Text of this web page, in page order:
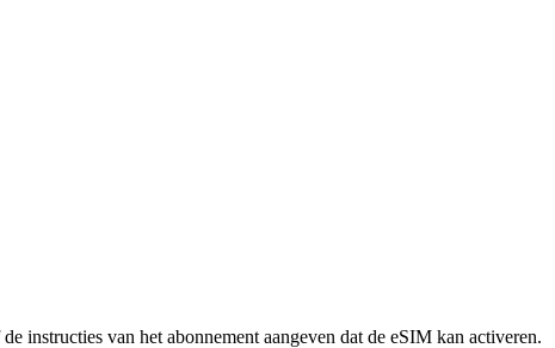
instructies van het abonnement aangeven dat de eSIM kan activeren.